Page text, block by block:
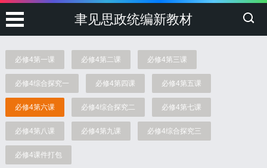
聿见思政统编新教材
必修4第一课 必修4第二课 必修4第三课
必修4综合探究一 必修4第四课 必修4第五课
必修4第六课 必修4综合探究二 必修4第七课
必修4第八课 必修4第九课 必修4综合探究三
必修4课件打包